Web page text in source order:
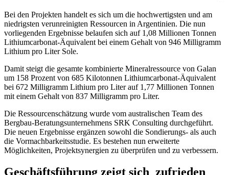
Bei den Projekten handelt es sich um die hochwertigsten und am
niedrigsten verunreinigten Ressourcen in Argentinien. Die nun
vorliegenden Ergebnisse belaufen sich auf 1,08 Millionen Tonnen
Lithiumcarbonat-Äquivalent bei einem Gehalt von 946 Milligramm
Lithium pro Liter Sole.
Damit steigt die gesamte kombinierte Mineralressource von Galan
um 158 Prozent von 685 Kilotonnen Lithiumcarbonat-Äquivalent
bei 672 Milligramm Lithium pro Liter auf 1,77 Millionen Tonnen
mit einem Gehalt von 837 Milligramm pro Liter.
Die Ressourcenschätzung wurde vom australischen Team des
Bergbau-Beratungsunternehmens SRK Consulting durchgeführt.
Die neuen Ergebnisse ergänzen sowohl die Sondierungs- als auch
die Vormachbarkeitsstudie. Es bestehen nun erweiterte
Möglichkeiten, Projektsynergien zu überprüfen und zu verbessern.
Geschäftsführung zeigt sich zufrieden